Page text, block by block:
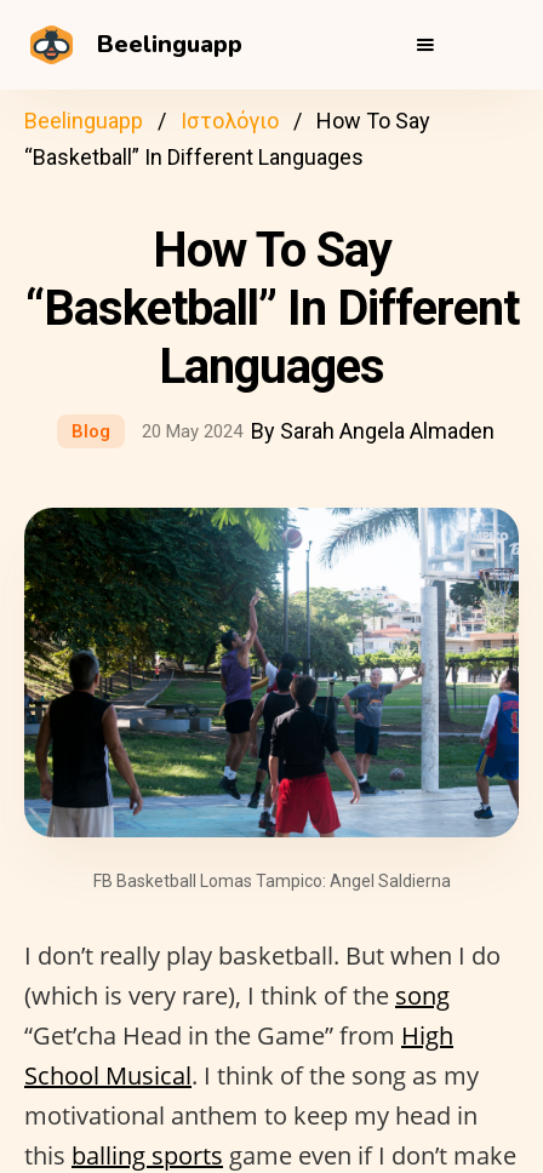
Beelinguapp
Beelinguapp Ιστολόγιο
How To Say
“Basketball” In Different Languages
How To Say
“Basketball” In Different
Languages
Blog 20 May 2024 By Sarah Angela Almaden
FB Basketball Lomas Tampico: Angel Saldierna
I don’t really play basketball. But when I do
(which is very rare), I think of the song
“Get’cha Head in the Game” from High
School Musical. I think of the song as my
motivational anthem to keep my head in
this balling sports game even if I don’t make